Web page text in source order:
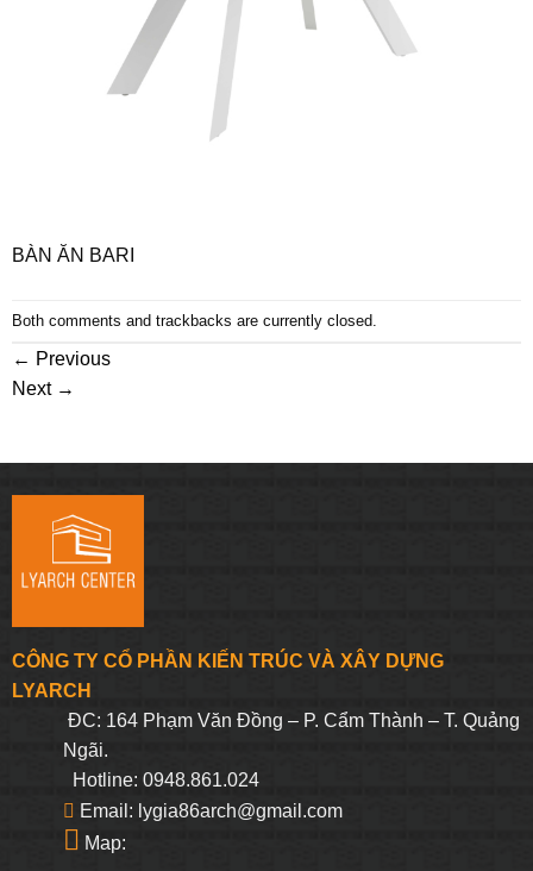
BÀN ĂN BARI
Both comments and trackbacks are currently closed.
← Previous
Next →
CÔNG TY CỔ PHẦN KIẾN TRÚC VÀ XÂY DỰNG
LYARCH
ĐC: 164 Phạm Văn Đồng – P. Cẩm Thành – T. Quảng
Ngãi.
Hotline: 0948.861.024
Email: lygia86arch@gmail.com
Map: